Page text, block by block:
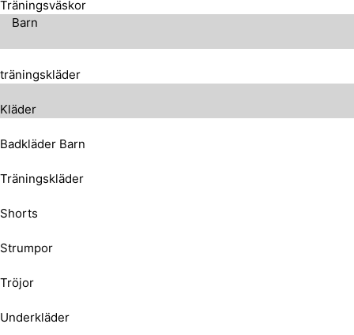
Träningsväskor
Barn
träningskläder
Kläder
Badkläder Barn
Träningskläder
Shorts
Strumpor
Tröjor
Underkläder